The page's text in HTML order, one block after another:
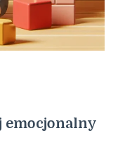
emocjonalny